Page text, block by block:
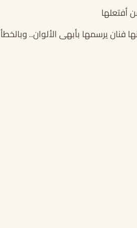
أفتعلها
فنان يرسمها بأبهى الألوان.. وبالخطأ